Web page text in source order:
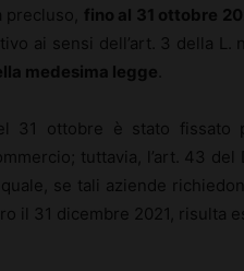
fino al 31 ottobre
ai sensi dell’art. 3 della L.
medesima legge
31 ottobre è stato
tuttavia, l’art. 43
se tali aziende
il 31 dicembre 2021, risulta